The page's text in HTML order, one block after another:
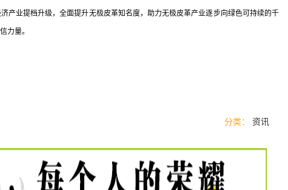
产业提档升级，全面提升无极皮革知名度，助力无极皮革产业逐步向绿色可持续的千
力量。
分类： 资讯